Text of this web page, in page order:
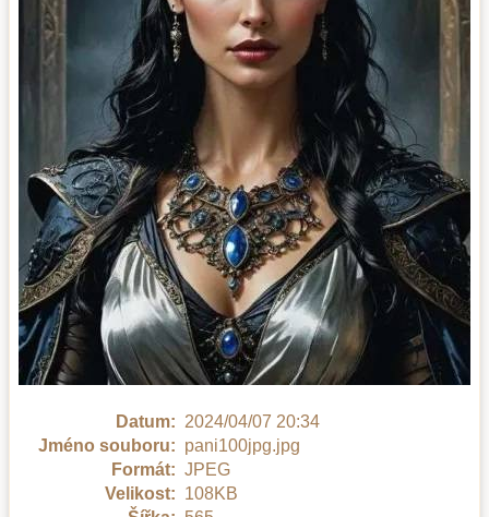
Datum: 2024/04/07 20:34
Jméno souboru: pani100jpg.jpg
Formát: JPEG
Velikost: 108KB